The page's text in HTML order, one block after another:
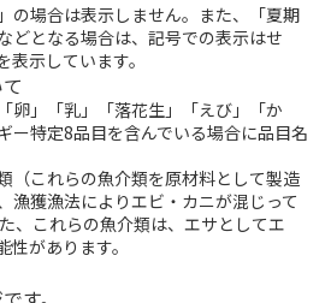
の場合は表示しません。また、「夏期
どとなる場合は、記号での表示はせ
示しています。
卵」「乳」「落花生」「えび」「か
ー特定8品目を含んでいる場合に品目名
（これらの魚介類を原材料として製造
漁獲漁法によりエビ・カニが混じって
、これらの魚介類は、エサとしてエ
があります。